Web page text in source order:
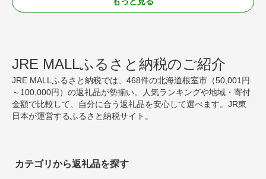
JRE MALLふるさと納税のご紹介
JRE MALLふるさと納税では、468件の北海道根室市（50,001円
～100,000円）の返礼品が勢揃い。人気ランキングや地域・寄付
金額で比較して、自分に合う返礼品を安心して選べます。JR東
日本が運営するふるさと納税サイト。
カテゴリから返礼品を探す